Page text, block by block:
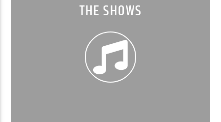
THE SHOWS